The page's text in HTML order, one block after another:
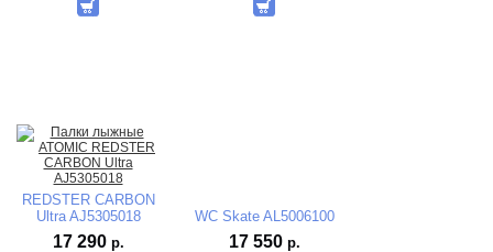
REDSTER CARBON
Ultra AJ5305018
17 290 р.
WC Skate AL5006100
17 550 р.